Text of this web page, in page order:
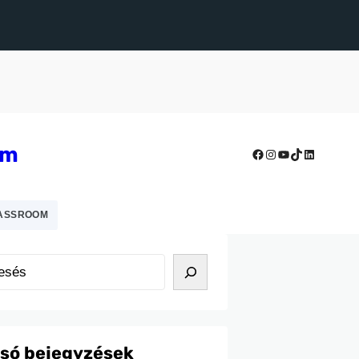
Facebook
Instagram
YouTube
TikTok
LinkedIn
bejegyzések